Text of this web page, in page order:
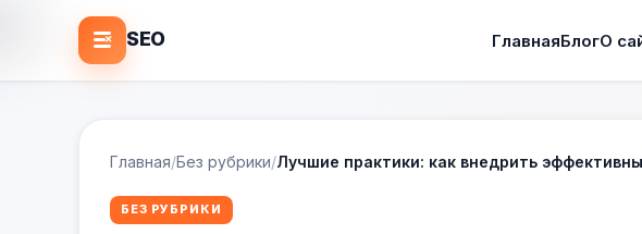
SEO ГлавнаяБлогО
Главная/Без рубрики/Лучшие практики: как внедрить
БЕЗ РУБРИКИ